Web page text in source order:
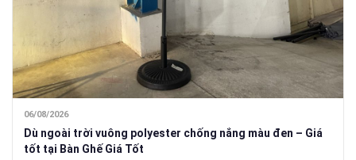
06/08/2026
Dù ngoài trời vuông polyester chống nắng màu đen – Giá
tốt tại Bàn Ghế Giá Tốt